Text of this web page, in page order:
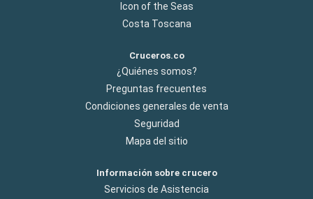
Icon of the Seas
Costa Toscana
Cruceros.co
¿Quiénes somos?
Preguntas frecuentes
Condiciones generales de venta
Seguridad
Mapa del sitio
Información sobre crucero
Servicios de Asistencia